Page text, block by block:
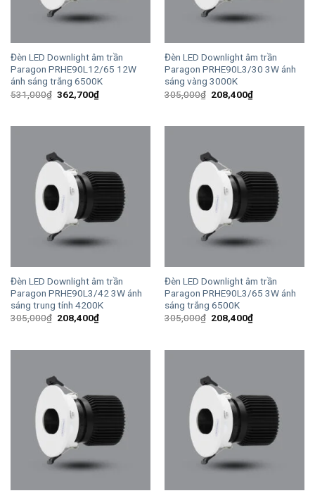
Đèn LED Downlight âm trần
Paragon PRHE90L12/65 12W
ánh sáng trắng 6500K
531,000₫ Giá
362,700₫Giá
hiện
Đèn LED Downlight âm trần
Paragon PRHE90L3/30 3W ánh
sáng vàng 3000K
305,000₫ Giá
208,400₫Giá
hiện
Đèn LED Downlight âm trần
Paragon PRHE90L3/42 3W ánh
sáng trung tính 4200K
305,000₫ Giá
208,400₫Giá
hiện
208,400₫.
Đèn LED Downlight âm trần
Paragon PRHE90L3/65 3W ánh
sáng trắng 6500K
305,000₫ Giá
208,400₫Giá
hiện
208,400₫.